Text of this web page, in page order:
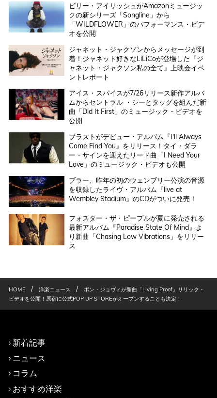
ビリー・アイリッシュがAmazonミュージッ
クの新シリーズ「Songline」から
「WILDFLOWER」のパフォーマンス・ビデ
オを公開
ジャネット・ジャクソンからメッセージが到
着！ジャネット好きなLiLiCoが登場した『ジ
ャネット・ジャクソン私の全て』上映会イベ
ントレポート
アイス・スパイスが7/26リリース新作アルバ
ムからセントラル ・シーとタッグを組んだ新
曲「Did It First」のミュージック・ビデオを
公開
ブラストがデビュー・アルバム『I'll Always
Come Find You』をリリース！タイ・ダラ
ー・サインを迎えたリード曲「I Need Your
Love」のミュージック・ビデオも公開
ブラー、昨年の初のウェンブリー公演の音源
を収録したライヴ・アルバム『live at
Wembley Stadium』のCDがついに発売！
フォスター・ザ・ピープルが夏に発売される
最新アルバム『Paradise State Of Mind』よ
り新曲「Chasing Low Vibrations」をリリー
ス
HOME / 洋楽ニュース /
ボン・ジョヴィが新曲「Living Proof」リリック・
ビデオを公開！原宿に公式POP UP STOREがオープンすることも決定！
新着記事
ニュース
コラム
おすすめ洋楽